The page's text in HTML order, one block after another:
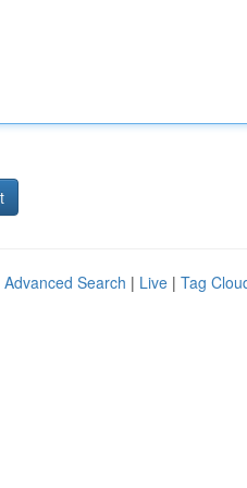
Advanced Search | Live | Tag